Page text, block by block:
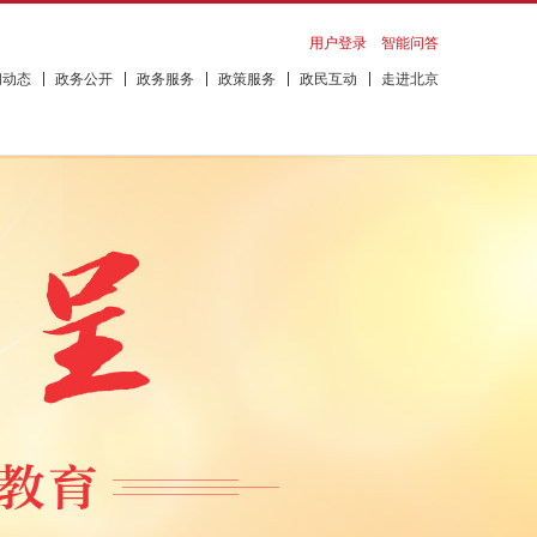
态 政务公开 政务服务 政策服务 政民互动 走进北京
用户登录 智能问答